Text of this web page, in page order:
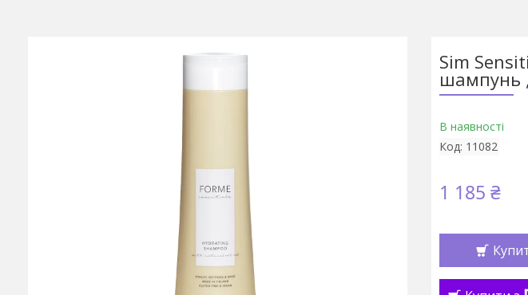
Sim
шампунь
В наявності
Код: 11082
1 185 ₴